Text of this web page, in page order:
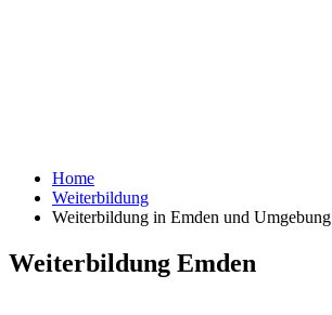
Home
Weiterbildung
Weiterbildung in Emden und Umgebung
Weiterbildung Emden